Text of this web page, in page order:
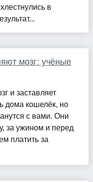
в
мозг: учёные
и заставляет
дома кошелёк, но
с вами. Они
за ужином и перед
платить за